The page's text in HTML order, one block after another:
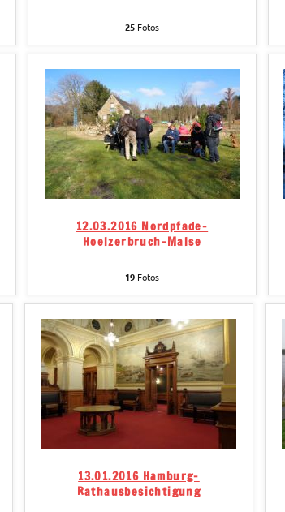
25 Fotos
12.03.2016 Nordpfade-
Hoelzerbruch-Malse
19 Fotos
13.01.2016 Hamburg-
Rathausbesichtigung